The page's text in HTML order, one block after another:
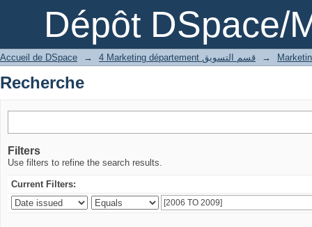
Dépôt DSpace/
Recherche
Accueil de DSpace → 4 Marketing département قسم التسويق →
Recherche
Filters
Use filters to refine the search results.
Current Filters: